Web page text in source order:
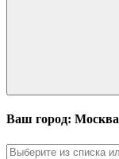
Ваш город: Москва